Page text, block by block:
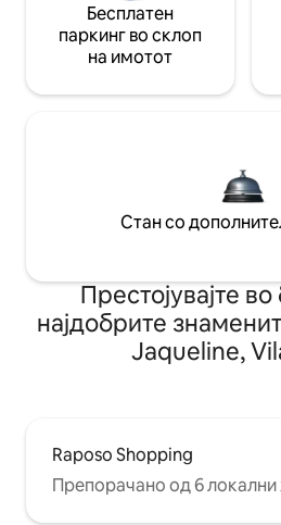
Бесплатен
паркинг во склоп
на имотот
Стан со
Престојувајте
најдобрите
Jaqueline,
Raposo Shopping
Препорачано од 6